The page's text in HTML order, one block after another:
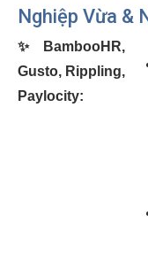
Nghiệp Vừa &
✨
BambooHR,
Gusto, Rippling,
Paylocity: